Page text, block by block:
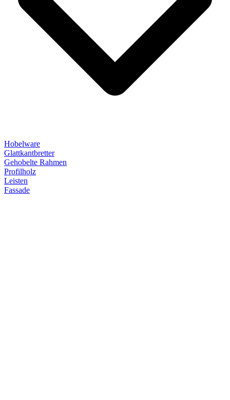
Hobelware
Glattkantbretter
Gehobelte Rahmen
Profilholz
Leisten
Fassade